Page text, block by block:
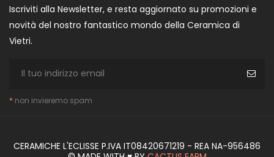
Iscriviti alla Newsletter, e resta aggiornato su promozioni e
novità del nostro fantastico mondo della Ceramica di
Vietri.
* non invieremo spam
CERAMICHE L'ECLISSE P.IVA IT08420671219 - REA NA-956486